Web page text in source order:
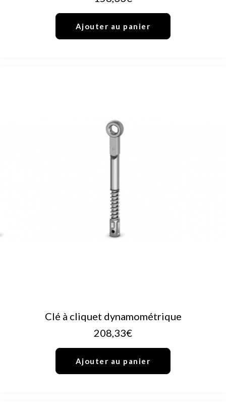
Ajouter au panier
AJOUTER AU PANIER
Clé à cliquet dynamométrique
208,33€
Ajouter au panier